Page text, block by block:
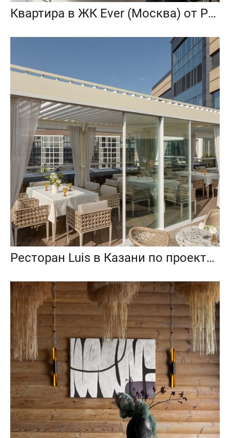
Квартира в ЖК Ever (Москва) от Project P
Ресторан Luis в Казани по проекту Раиса и Мадины Мингалеевых